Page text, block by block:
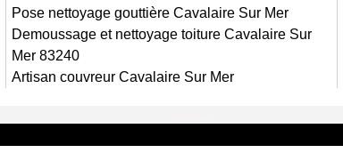
En effet, nous trouverons toujours une solution pour
Pose nettoyage gouttière Cavalaire Sur Mer
Demoussage et nettoyage toiture Cavalaire Sur
Mer 83240
Artisan couvreur Cavalaire Sur Mer